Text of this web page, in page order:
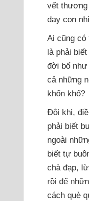
vết
dạy con
Ai cũng có
là phải
đời bố như
cả những
khốn khổ?
Đôi khi,
phải biết
ngoài
biết tự
chà đạp,
rồi để
cách què